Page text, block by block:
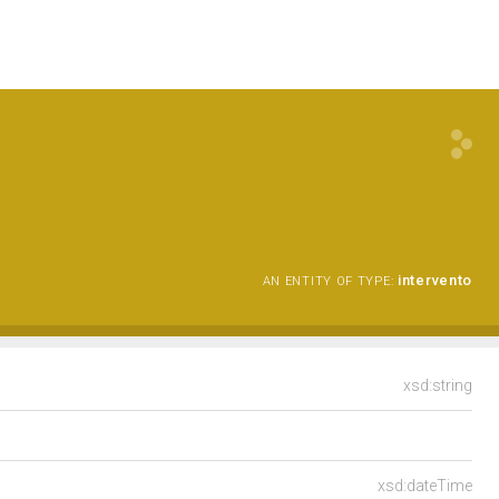
AN ENTITY OF TYPE: intervento
xsd:string
xsd:dateTime